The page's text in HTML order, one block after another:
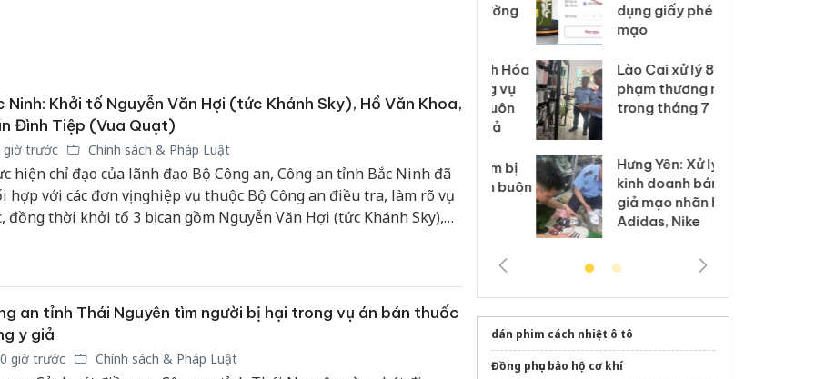
Ninh: Khởi tố Nguyễn Văn Hợi (tức Khánh Sky), Hồ Văn Khoa,
Đình Tiệp (Vua Quạt)
giờ trước Chính sách & Pháp Luật
hiện chỉ đạo của lãnh đạo Bộ Công an, Công an tỉnh Bắc Ninh đã
hợp với các đơn vị nghiệp vụ thuộc Bộ Công an điều tra, làm rõ vụ
đồng thời khởi tố 3 bị can gồm Nguyễn Văn Hợi (tức Khánh Sky),
phạm quyền và lợi ích hợp pháp của tổ chức, cá nhân.
an tỉnh Thái Nguyên tìm người bị hại trong vụ án bán thuốc
y giả
giờ trước Chính sách & Pháp Luật
án sản xuất, buôn
Thanh Hóa: Tìm bị
hại trong vụ án buôn
bán bình sữa
Moyuum giả
dụng giấy phép giả
mạo
Lào Cai xử lý 83 vụ vi
phạm thương mại
trong tháng 7
Hưng Yên: Xử lý 6 hộ
kinh doanh bán hàng
giả mạo nhãn hiệu
Adidas, Nike
dán phim cách nhiệt ô tô
Đồng phục bảo hộ cơ khí